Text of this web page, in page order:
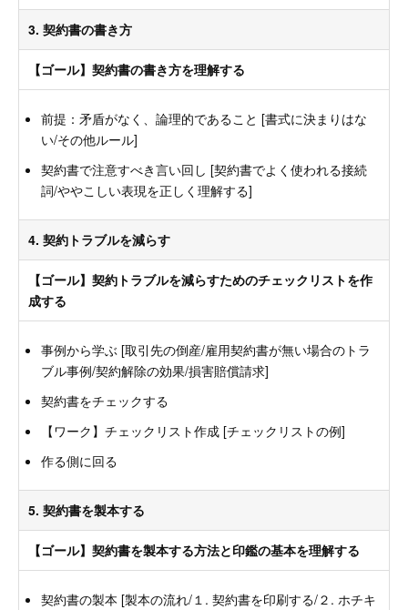
3. 契約書の書き方
【ゴール】契約書の書き方を理解する
前提：矛盾がなく、論理的であること [書式に決まりはな
い/その他ルール]
契約書で注意すべき言い回し [契約書でよく使われる接続
詞/ややこしい表現を正しく理解する]
4. 契約トラブルを減らす
【ゴール】契約トラブルを減らすためのチェックリストを作
成する
事例から学ぶ [取引先の倒産/雇用契約書が無い場合のトラ
ブル事例/契約解除の効果/損害賠償請求]
契約書をチェックする
【ワーク】チェックリスト作成 [チェックリストの例]
作る側に回る
5. 契約書を製本する
【ゴール】契約書を製本する方法と印鑑の基本を理解する
契約書の製本 [製本の流れ/１. 契約書を印刷する/２. ホチキ